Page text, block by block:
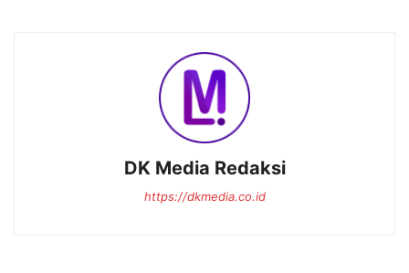
DK Media Redaksi
https://dkmedia.co.id